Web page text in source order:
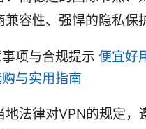
兼容性、强悍的隐私保
项与合规提示 便宜好
与实用指南
地法律对VPN的规定，